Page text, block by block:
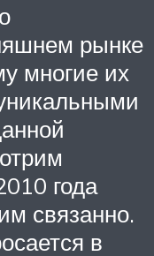
рынке
многие их
года
связанно.
в